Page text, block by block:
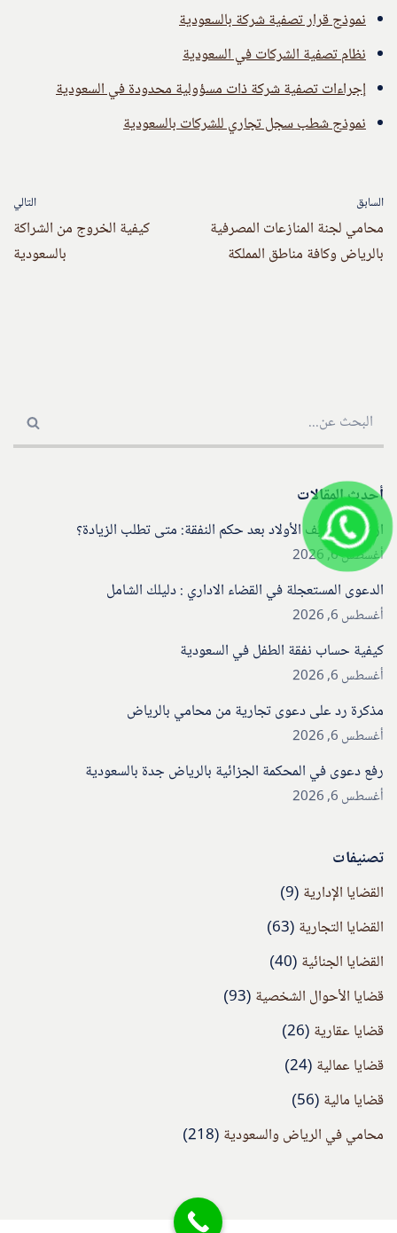
نموذج قرار تصفية شركة بالسعودية
نظام تصفية الشركات في السعودية
إجراءات تصفية شركة ذات مسؤولية محدودة في السعودية
نموذج شطب سجل تجاري للشركات بالسعودية
السابق
محامي لجنة المنازعات المصرفية
بالرياض وكافة مناطق المملكة
التالي
كيفية الخروج من الشراكة
بالسعودية
أحدث المقالات
ارتفعت تكاليف الأولاد بعد حكم النفقة: متى تطلب الزيادة؟
أغسطس 6, 2026
الدعوى المستعجلة في القضاء الاداري : دليلك الشامل
أغسطس 6, 2026
كيفية حساب نفقة الطفل في السعودية
أغسطس 6, 2026
مذكرة رد على دعوى تجارية من محامي بالرياض
أغسطس 6, 2026
رفع دعوى في المحكمة الجزائية بالرياض جدة بالسعودية
أغسطس 6, 2026
تصنيفات
القضايا الإدارية (9)
القضايا التجارية (63)
القضايا الجنائية (40)
قضايا الأحوال الشخصية (93)
قضايا عقارية (26)
قضايا عمالية (24)
قضايا مالية (56)
محامي في الرياض والسعودية (218)